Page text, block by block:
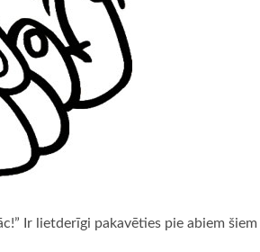
Ir lietderīgi pakavēties pie abiem šiem